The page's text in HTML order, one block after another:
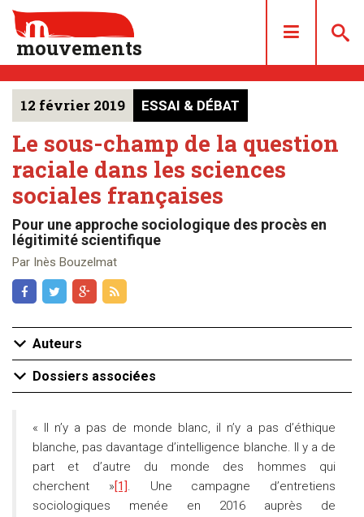
mouvements
DOSSIERS
LES NUMÉROS
QUI SOMMES NOUS ?
ACHAT/ABONNEMENT
CONTACT
12 février 2019 ESSAI & DÉBAT
Le sous-champ de la question
raciale dans les sciences
sociales françaises
Pour une approche sociologique des procès en
légitimité scientifique
Par Inès Bouzelmat
Auteurs
Dossiers associées
« Il n’y a pas de monde blanc, il n’y a pas d’éthique
blanche, pas davantage d’intelligence blanche. Il y a de
part et d’autre du monde des hommes qui
cherchent »[1]. Une campagne d’entretiens
sociologiques menée en 2016 auprès de